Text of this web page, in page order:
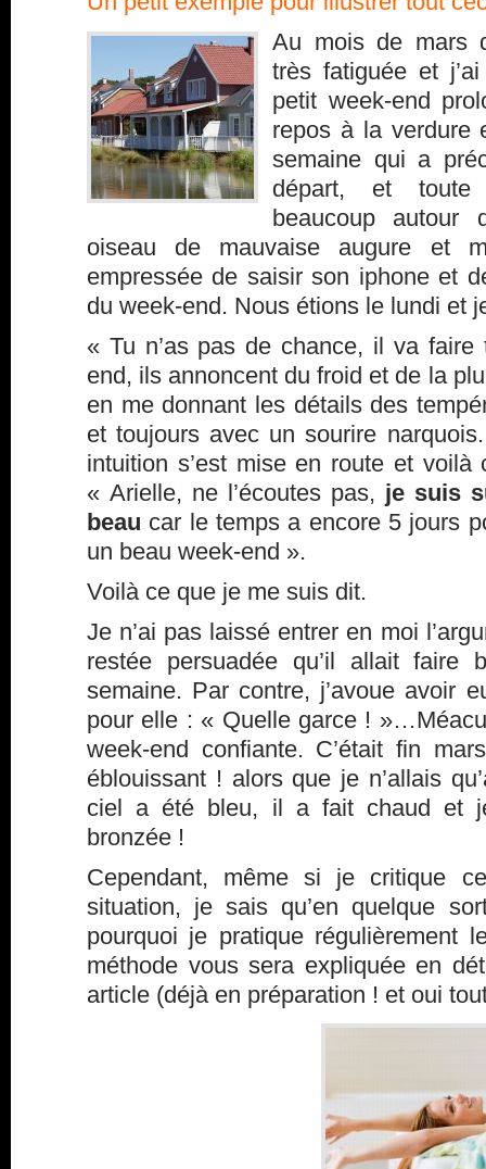
Au mois de mars
très fatiguée et
petit week-end
repos à la verdure
semaine qui a
départ, et toute
beaucoup autour
oiseau de mauvaise augure et
empressée de saisir son iphone et
du week-end. Nous étions le lundi et
« Tu n’as pas de chance, il va
end, ils annoncent du froid et de la
en me donnant les détails des
et toujours avec un sourire
intuition s’est mise en route et
« Arielle, ne l’écoutes pas, je suis
beau car le temps a encore 5 jours
un beau week-end ».
Voilà ce que je me suis dit.
Je n’ai pas laissé entrer en moi
restée persuadée qu’il allait faire
semaine. Par contre, j’avoue avoir
pour elle : « Quelle garce !
week-end confiante. C’était fin
éblouissant ! alors que je n’allais
ciel a été bleu, il a fait chaud et
bronzée !
Cependant, même si je critique
situation, je sais qu’en quelque
pourquoi je pratique régulièrement
méthode vous sera expliquée en
article (déjà en préparation ! et oui